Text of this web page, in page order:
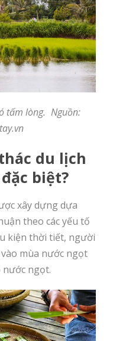
tấm lòng. Nguồn:
du lịch
biệt?
xây dựng dựa
theo các yếu tố
kiện thời tiết, người
mùa nước ngọt
ngọt.